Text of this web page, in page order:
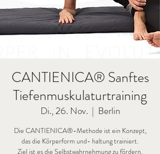
CANTIENICA® Sanftes
Tiefenmuskulaturtraining
Di., 26. Nov.
  |
Berlin
Die CANTIENICA®-Methode ist ein Konzept,
das die Körperform und- haltung trainiert.
Ziel ist es die Selbstwahrnehmung zu fördern,